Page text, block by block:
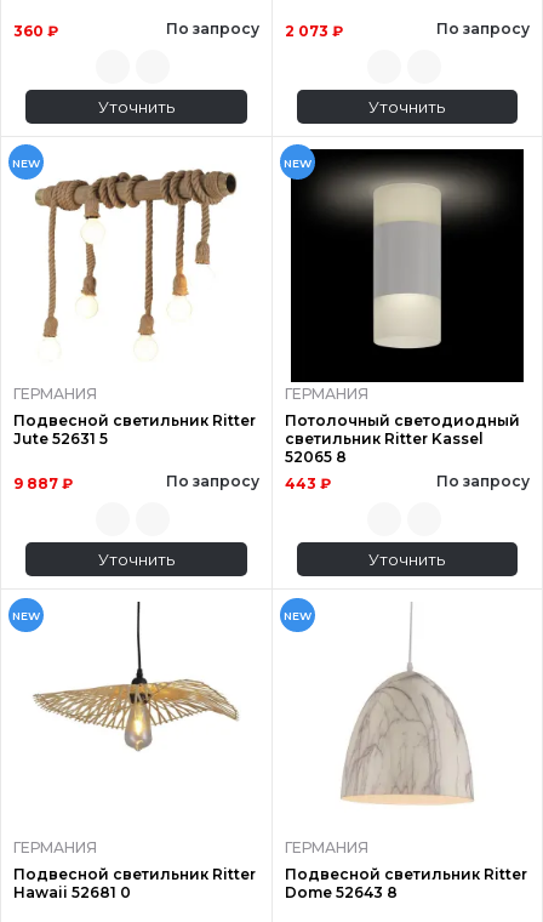
360 ₽ По запросу
Уточнить
2 073 ₽ По запросу
Уточнить
NEW
ГЕРМАНИЯ
Подвесной светильник Ritter
Jute 52631 5
9 887 ₽ По запросу
Уточнить
NEW
ГЕРМАНИЯ
Потолочный светодиодный
светильник Ritter Kassel
52065 8
443 ₽
По запросу
Уточнить
NEW
ГЕРМАНИЯ
Подвесной светильник Ritter
Hawaii 52681 0
NEW
ГЕРМАНИЯ
Подвесной светильник Ritter
Dome 52643 8